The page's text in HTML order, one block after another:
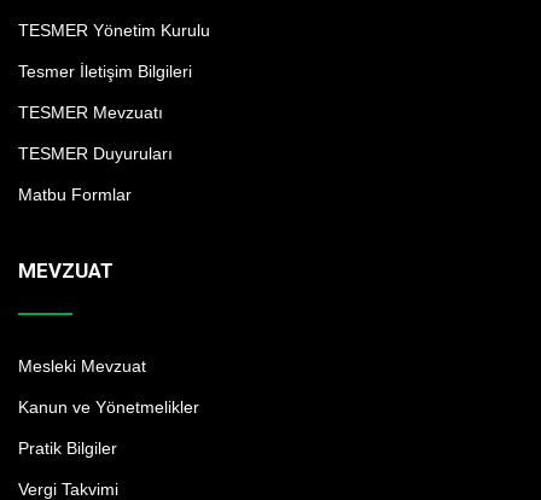
TESMER Yönetim Kurulu
Tesmer İletişim Bilgileri
TESMER Mevzuatı
TESMER Duyuruları
Matbu Formlar
MEVZUAT
Mesleki Mevzuat
Kanun ve Yönetmelikler
Pratik Bilgiler
Vergi Takvimi